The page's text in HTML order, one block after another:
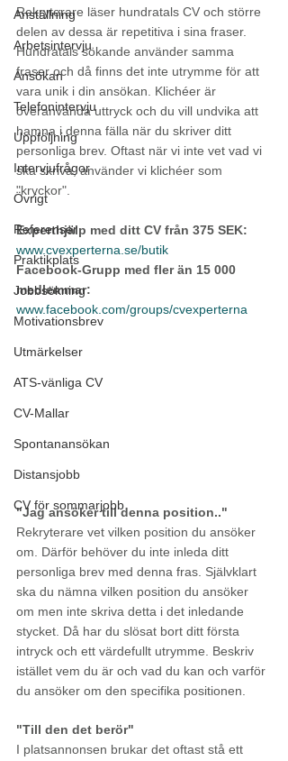
Anställning
Arbetsintervju
Ansökan
Telefonintervju
Uppföljning
Intervjufrågor
Övrigt
Referenser
Praktikplats
Jobbsökning
Motivationsbrev
Utmärkelser
ATS-vänliga CV
CV-Mallar
Spontanansökan
Distansjobb
CV för sommarjobb
Rekryterare läser hundratals CV och större
delen av dessa är repetitiva i sina fraser.
Hundratals sökande använder samma
fraser och då finns det inte utrymme för att
vara unik i din ansökan. Klichéer är
överanvända uttryck och du vill undvika att
hamna i denna fälla när du skriver ditt
personliga brev. Oftast när vi inte vet vad vi
ska skriva, använder vi klichéer som
"kryckor".
Experthjälp med ditt CV från 375 SEK:
www.cvexperterna.se/butik
Facebook-Grupp med fler än 15 000
medlemmar:
www.facebook.com/groups/cvexperterna
"Jag ansöker till denna position.."
Rekryterare vet vilken position du ansöker
om. Därför behöver du inte inleda ditt
personliga brev med denna fras. Självklart
ska du nämna vilken position du ansöker
om men inte skriva detta i det inledande
stycket. Då har du slösat bort ditt första
intryck och ett värdefullt utrymme. Beskriv
istället vem du är och vad du kan och varför
du ansöker om den specifika positionen.
"Till den det berör"
I platsannonsen brukar det oftast stå ett